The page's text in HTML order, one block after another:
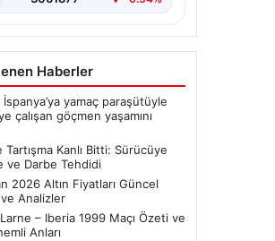
Haberler
İspanya’ya yamaç paraşütüyle
çalışan göçmen yaşamını
Kanlı Bitti: Sürücüye
ve Darbe Tehdidi
2026 Altın Fiyatları Güncel
Analizler
– Iberia 1999 Maçı Özeti ve
Anları